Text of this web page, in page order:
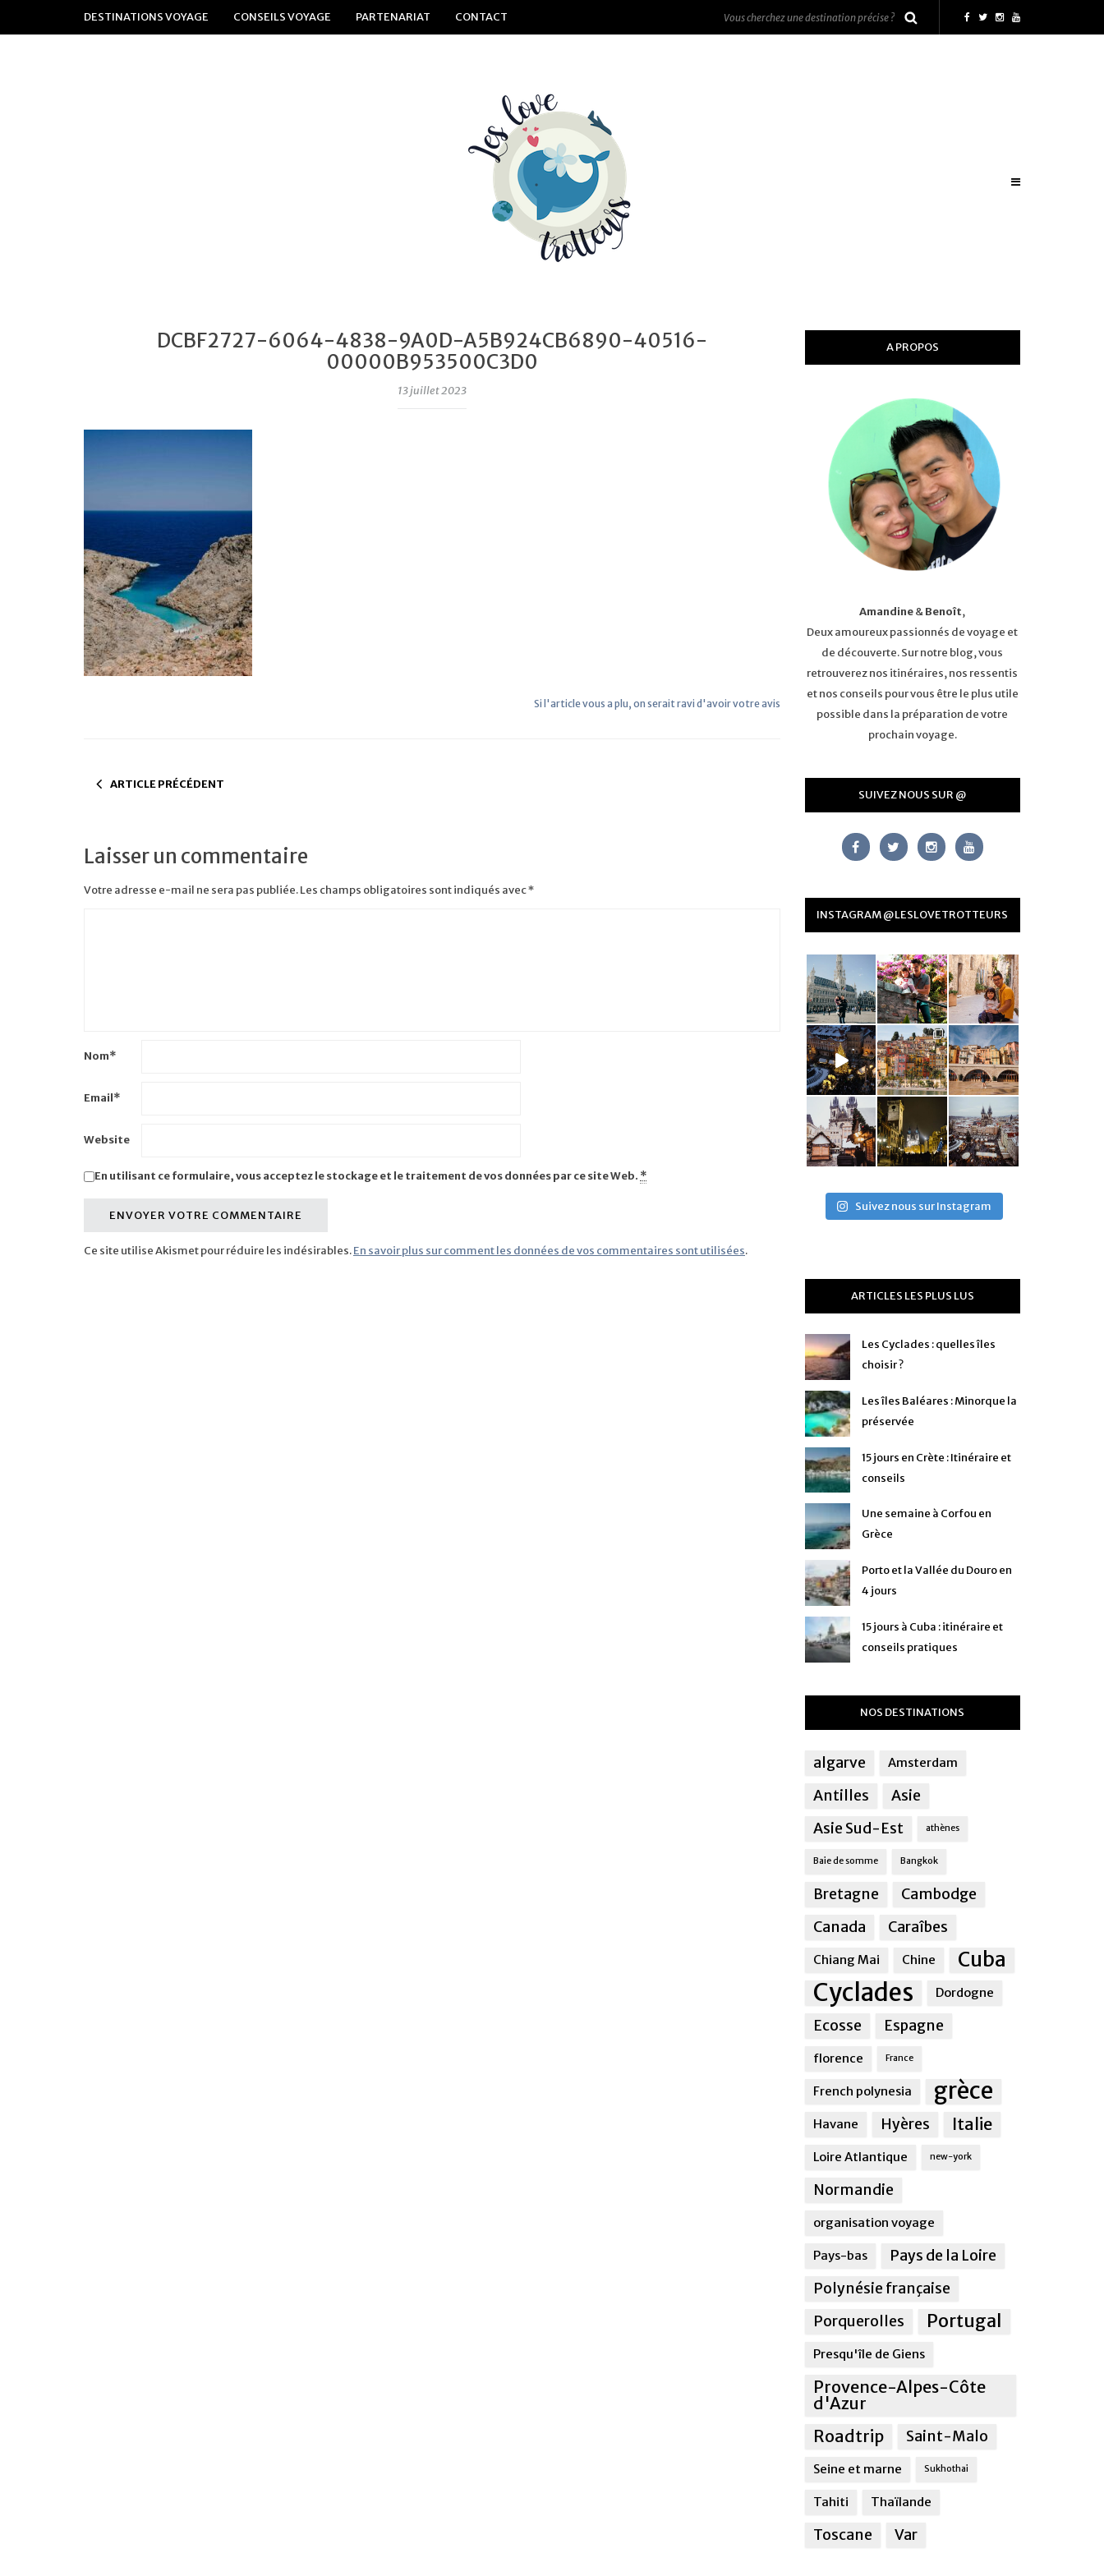
DESTINATIONS VOYAGE CONSEILS VOYAGE PARTENARIAT CONTACT
DCBF2727-6064-4838-9A0D-A5B924CB6890-40516-
00000B953500C3D0
13 juillet 2023
Si l'article vous a plu, on serait ravi d'avoir votre avis
ARTICLE PRÉCÉDENT
Laisser un commentaire
Votre adresse e-mail ne sera pas publiée.Les champs obligatoires sont indiqués avec*
Nom*
Email*
Website
En utilisant ce formulaire, vous acceptez le stockage et le traitement de vos données par ce site Web. *
Ce site utilise Akismet pour réduire les indésirables.En savoir plus sur comment les données de vos commentaires sont utilisées.
A PROPOS
Amandine&Benoît,
Deux amoureux passionnés de voyage et
de découverte. Sur notre blog, vous
retrouverez nos itinéraires, nos ressentis
et nos conseils pour vous être le plus utile
possible dans la préparation de votre
prochain voyage.
SUIVEZ NOUS SUR @
INSTAGRAM @LESLOVETROTTEURS
Suivez nous sur Instagram
ARTICLES LES PLUS LUS
Les Cyclades : quelles îles
choisir ?
Les îles Baléares : Minorque la
préservée
15 jours en Crète : Itinéraire et
conseils
Une semaine à Corfou en
Grèce
Porto et la Vallée du Douro en
4 jours
15 jours à Cuba : itinéraire et
conseils pratiques
NOS DESTINATIONS
algarve Amsterdam
Antilles
Asie
Asie Sud-Est
athènes
Baie de somme Bangkok
Bretagne
Cambodge
Canada
Caraîbes
Chiang Mai Chine Cuba
Cyclades Dordogne
Ecosse Espagne
florence France
French polynesia grèce
Havane Hyères Italie
Loire Atlantique new-york
Normandie
organisation voyage
Pays-bas
Pays de la Loire
Polynésie française
Porquerolles
Portugal
Presqu'île de Giens
Provence-Alpes-Côte
d'Azur
Roadtrip
Saint-Malo
Seine et marne Sukhothai
Tahiti Thaïlande
Toscane Var